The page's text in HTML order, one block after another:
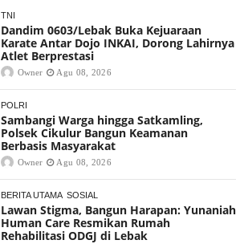
TNI
Dandim 0603/Lebak Buka Kejuaraan
Karate Antar Dojo INKAI, Dorong Lahirnya
Atlet Berprestasi
Owner Agu 08, 2026
POLRI
Sambangi Warga hingga Satkamling,
Polsek Cikulur Bangun Keamanan
Berbasis Masyarakat
Owner Agu 08, 2026
BERITA UTAMA SOSIAL
Lawan Stigma, Bangun Harapan: Yunaniah
Human Care Resmikan Rumah
Rehabilitasi ODGJ di Lebak